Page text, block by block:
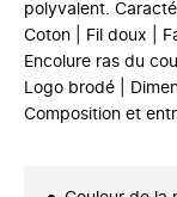
polyvalent.
Coton | Fil doux |
Encolure ras du
Logo brodé |
Composition et